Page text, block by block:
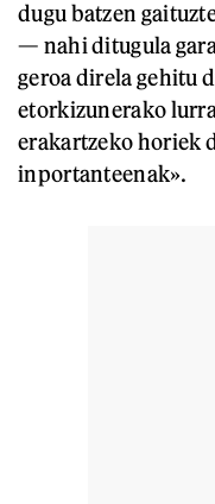
dugu batzen
— nahi ditugula
geroa direla gehitu
etorkizunerako
erakartzeko horiek
inportanteenak».